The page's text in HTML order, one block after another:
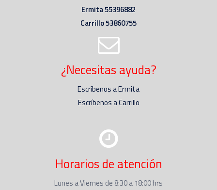
Ermita 55396882
Carrillo 53860755
¿Necesitas ayuda?
Escríbenos a Ermita
Escríbenos a Carrillo
Horarios de atención
Lunes a Viernes de 8:30 a 18:00 hrs